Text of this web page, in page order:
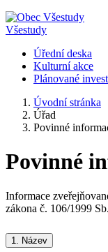
Všestudy
Úřední deska
Kulturní akce
Plánované
Úvodní stránka
Úřad
Povinné
Povinné
Informace
zákona č. 106/1999
1. Název